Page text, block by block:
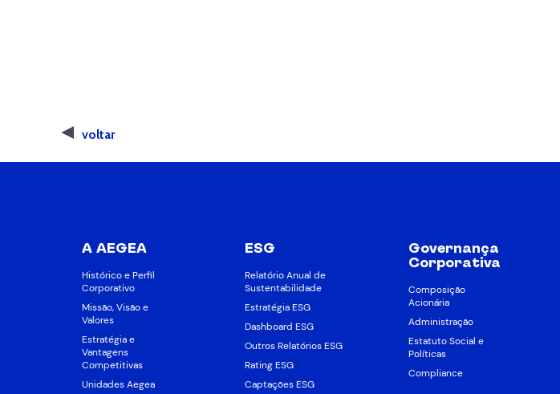
voltar
A AEGEA
Histórico e Perfil
Corporativo
Missão, Visão e
Valores
Estratégia e
Vantagens
Competitivas
Unidades Aegea
ESG
Relatório Anual de
Sustentabilidade
Estratégia ESG
Dashboard ESG
Outros Relatórios ESG
Rating ESG
Captações ESG
Governança
Corporativa
Composição
Acionária
Administração
Estatuto Social e
Políticas
Compliance